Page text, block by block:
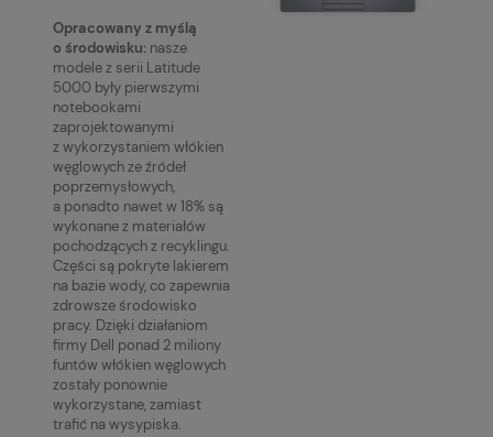
Opracowany z myślą
o środowisku: nasze
modele z serii Latitude
5000 były pierwszymi
notebookami
zaprojektowanymi
z wykorzystaniem włókien
węglowych ze źródeł
poprzemysłowych,
a ponadto nawet w 18% są
wykonane z materiałów
pochodzących z recyklingu.
Części są pokryte lakierem
na bazie wody, co zapewnia
zdrowsze środowisko
pracy. Dzięki działaniom
firmy Dell ponad 2 miliony
funtów włókien węglowych
zostały ponownie
wykorzystane, zamiast
trafić na wysypiska.